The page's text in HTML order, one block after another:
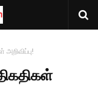
அறிவிப்பு!